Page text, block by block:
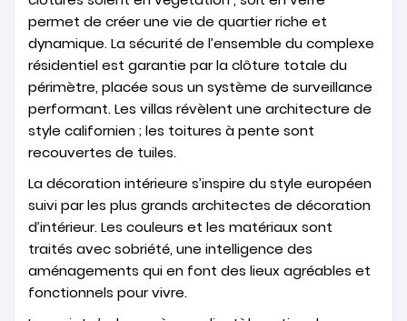
permet de créer une vie de quartier riche et
dynamique. La sécurité de l’ensemble du complexe
résidentiel est garantie par la clôture totale du
périmètre, placée sous un système de surveillance
performant. Les villas révèlent une architecture de
style californien ; les toitures à pente sont
recouvertes de tuiles.
La décoration intérieure s’inspire du style européen
suivi par les plus grands architectes de décoration
d’intérieur. Les couleurs et les matériaux sont
traités avec sobriété, une intelligence des
aménagements qui en font des lieux agréables et
fonctionnels pour vivre.